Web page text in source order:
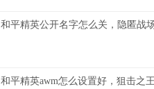
和平精英公开名字怎么关，隐匿战
和平精英awm怎么设置好，狙击之